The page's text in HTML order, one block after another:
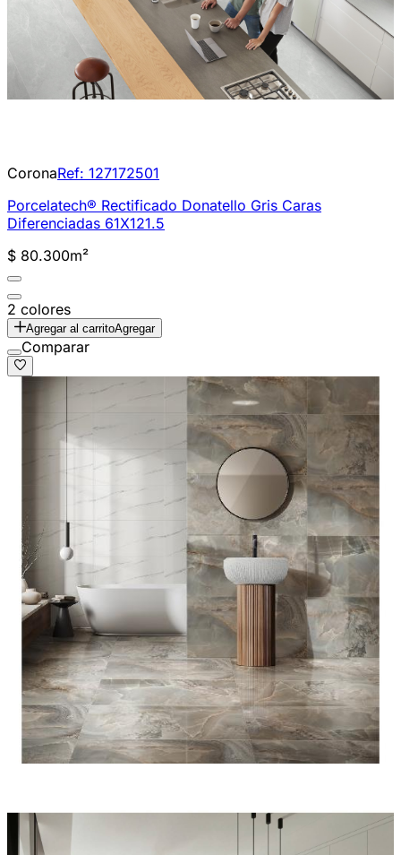
CoronaRef: 127172501
Porcelatech® Rectificado Donatello Gris Caras
Diferenciadas 61X121.5
$ 80.300m²
2 colores
Agregar al carritoAgregar
Comparar